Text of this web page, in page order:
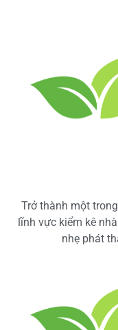
Trở thành một
lĩnh vực kiểm kê
nhẹ phát